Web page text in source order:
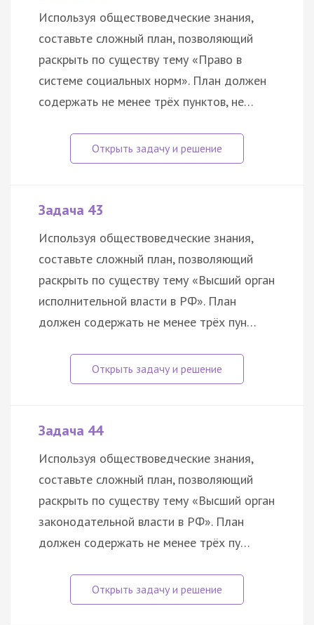
Используя обществоведческие знания,
составьте сложный план, позволяющий
раскрыть по существу тему «Право в
системе социальных норм». План должен
содержать не менее трёх пунктов, не…
Задача 43
Используя обществоведческие знания,
составьте сложный план, позволяющий
раскрыть по существу тему «Высший орган
исполнительной власти в РФ». План
должен содержать не менее трёх пун…
Задача 44
Используя обществоведческие знания,
составьте сложный план, позволяющий
раскрыть по существу тему «Высший орган
законодательной власти в РФ». План
должен содержать не менее трёх пу…